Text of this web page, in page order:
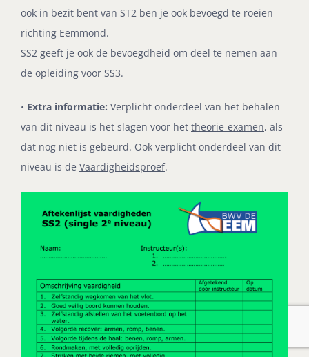
ook in bezit bent van ST2 ben je ook bevoegd te roeien
richting Eemmond.
SS2 geeft je ook de bevoegdheid om deel te nemen aan
de opleiding voor SS3.
• Extra informatie: Verplicht onderdeel van het behalen
van dit niveau is het slagen voor het theorie-examen, als
dat nog niet is gebeurd. Ook verplicht onderdeel van dit
niveau is de Vaardigheidsproef.